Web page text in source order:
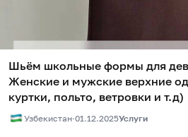
Шьём школьные формы для
Женские и мужские верхние
куртки, польто, ветровки и т.д)
Узбекистан·01.12.2025Услуги